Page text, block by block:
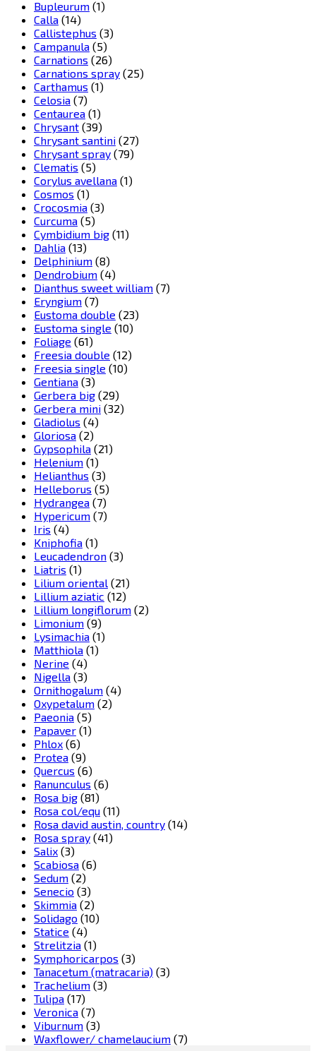
Bupleurum (1)
Calla (14)
Callistephus (3)
Campanula (5)
Carnations (26)
Carnations spray (25)
Carthamus (1)
Celosia (7)
Centaurea (1)
Chrysant (39)
Chrysant santini (27)
Chrysant spray (79)
Clematis (5)
Corylus avellana (1)
Cosmos (1)
Crocosmia (3)
Curcuma (5)
Cymbidium big (11)
Dahlia (13)
Delphinium (8)
Dendrobium (4)
Dianthus sweet william (7)
Eryngium (7)
Eustoma double (23)
Eustoma single (10)
Foliage (61)
Freesia double (12)
Freesia single (10)
Gentiana (3)
Gerbera big (29)
Gerbera mini (32)
Gladiolus (4)
Gloriosa (2)
Gypsophila (21)
Helenium (1)
Helianthus (3)
Helleborus (5)
Hydrangea (7)
Hypericum (7)
Iris (4)
Kniphofia (1)
Leucadendron (3)
Liatris (1)
Lilium oriental (21)
Lillium aziatic (12)
Lillium longiflorum (2)
Limonium (9)
Lysimachia (1)
Matthiola (1)
Nerine (4)
Nigella (3)
Ornithogalum (4)
Oxypetalum (2)
Paeonia (5)
Papaver (1)
Phlox (6)
Protea (9)
Quercus (6)
Ranunculus (6)
Rosa big (81)
Rosa col/equ (11)
Rosa david austin, country (14)
Rosa spray (41)
Salix (3)
Scabiosa (6)
Sedum (2)
Senecio (3)
Skimmia (2)
Solidago (10)
Statice (4)
Strelitzia (1)
Symphoricarpos (3)
Tanacetum (matracaria) (3)
Trachelium (3)
Tulipa (17)
Veronica (7)
Viburnum (3)
Waxflower/ chamelaucium (7)